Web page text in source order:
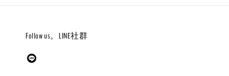
Follow us。LINE社群